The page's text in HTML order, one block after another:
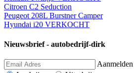
Citroen C2 Seduction
Peugeot 208L Burstner Camper
Hyundai i20 VERKOCHT
Nieuwsbrief - autobedrijf-dirk
Aanmelden